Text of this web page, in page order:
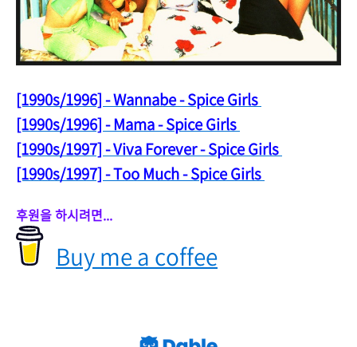
[1990s/1996] - Wannabe - Spice Girls
[1990s/1996] - Mama - Spice Girls
[1990s/1997] - VivaForever - Spice Girls
[1990s/1997] - Too Much - Spice Girls
후원을 하시려면...
Buy me a coffee